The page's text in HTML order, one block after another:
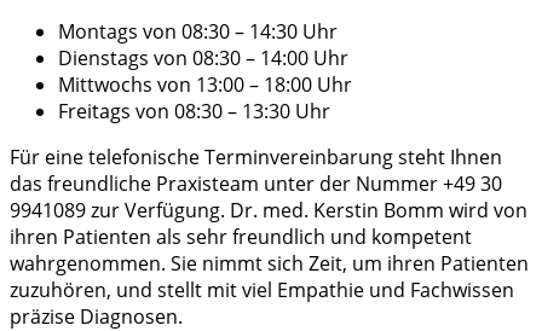
Montags von 08:30 – 14:30 Uhr
Dienstags von 08:30 – 14:00 Uhr
Mittwochs von 13:00 – 18:00 Uhr
Freitags von 08:30 – 13:30 Uhr
Für eine telefonische Terminvereinbarung steht Ihnen
das freundliche Praxisteam unter der Nummer +49 30
9941089 zur Verfügung. Dr. med. Kerstin Bomm wird von
ihren Patienten als sehr freundlich und kompetent
wahrgenommen. Sie nimmt sich Zeit, um ihren Patienten
zuzuhören, und stellt mit viel Empathie und Fachwissen
präzise Diagnosen.